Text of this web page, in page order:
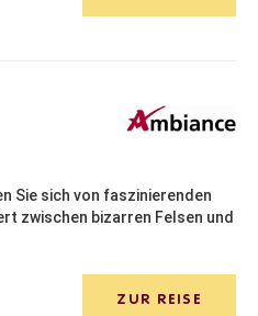
Sie sich von faszinierenden
zwischen bizarren Felsen und
ZUR REISE